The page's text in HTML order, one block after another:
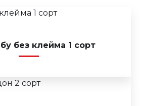
без клейма 1 сорт